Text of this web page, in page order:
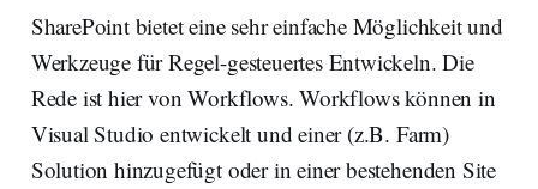
SharePoint bietet eine sehr einfache Möglichkeit und
Werkzeuge für Regel-gesteuertes Entwickeln. Die
Rede ist hier von Workflows. Workflows können in
Visual Studio entwickelt und einer (z.B. Farm)
Solution hinzugefügt oder in einer bestehenden Site